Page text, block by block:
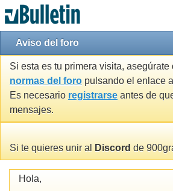
Aviso del foro
Si esta es tu primera visita, asegúrate
normas del foro pulsando el enlace
Es necesario registrarse antes de
mensajes.
Si te quieres unir al Discord de
Hola,